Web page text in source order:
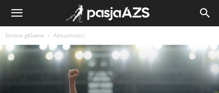
Strona główna Aktualności